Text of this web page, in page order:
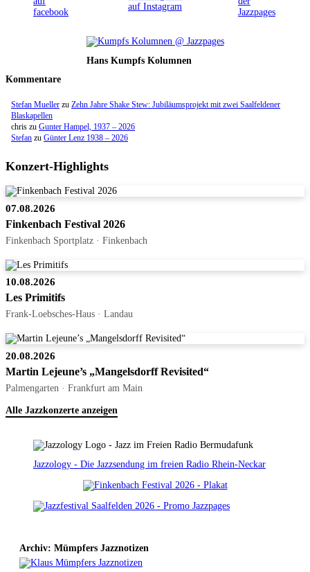
Hans Kumpfs Kolumnen
Kommentare
Stefan Mueller zu Zehn Jahre Shake Stew: Jubiläumsprojekt mit zwei Saalfeldener
Blaskapellen
chris zu Gunter Hampel, 1937 – 2026
Stefan zu Günter Lenz 1938 – 2026
Konzert-Highlights
07.08.2026
Finkenbach Festival 2026
Finkenbach Sportplatz · Finkenbach
10.08.2026
Les Primitifs
Frank-Loebsches-Haus · Landau
20.08.2026
Martin Lejeune’s „Mangelsdorff Revisited“
Palmengarten · Frankfurt am Main
Alle Jazzkonzerte anzeigen
Jazzology - Die Jazzsendung im freien Radio Rhein-Neckar
Archiv: Mümpfers Jazznotizen